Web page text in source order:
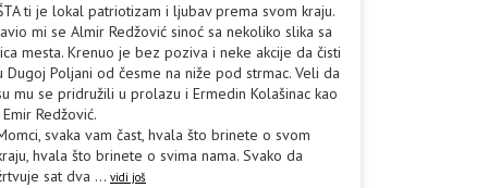
ti je lokal patriotizam i ljubav prema svom kraju.
mi se Almir Redžović sinoć sa nekoliko slika sa
mesta. Krenuo je bez poziva i neke akcije da čisti
Dugoj Poljani od česme na niže pod strmac. Veli da
mu se pridružili u prolazu i Ermedin Kolašinac kao
Redžović.
svaka vam čast, hvala što brinete o svom
hvala što brinete o svima nama. Svako da
sat dva ... vidi još